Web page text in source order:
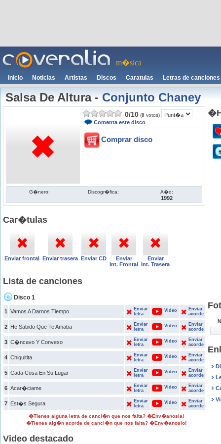
m�sica
Inicio Noticias Artistas Discos Caratulas Letras de canciones
Salsa De Altura-Conjunto Chaney
0/10 (0 votos)
Comenta este disco
Comprar disco
G�nero: Discogr�fica: A�o:
1992
Car�tulas
Enviar frontal Enviar trasera Enviar CD
Enviar
Int. Frontal
Enviar
Int. Trasera
Lista de canciones
Disco 1
1 Vamos A Darnos Tiempo
Enviar
letra
Video
Enviar
acorde
2 He Sabido Que Te Amaba
Enviar
letra
Video
Enviar
acorde
3 C�ncavo Y Convexo
Enviar
letra
Video
Enviar
acorde
4 Chiquitita
Enviar
letra
Video
Enviar
acorde
5 Cada Cosa En Su Lugar
Enviar
letra
Video
Enviar
acorde
6 Acar�ciame
Enviar
letra
Video
Enviar
acorde
7 Est�s Segura
Enviar
letra
Video
Enviar
acorde
�Tienes alguna letra de canci�n que nos falta? �Env�anosla!
�Tienes alg�n acorde de canci�n que nos falta? �Env�anoslo!
Video destacado